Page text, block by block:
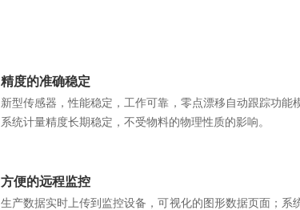
精度的准确稳定
新型传感器，性能稳定，工作可靠，零点漂移自动跟踪功能
系统计量精度长期稳定，不受物料的物理性质的影响。
方便的远程监控
生产数据实时上传到监控设备，可视化的图形数据页面；系